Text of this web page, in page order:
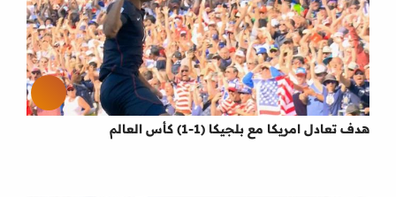
هدف تعادل امريكا مع بلجيكا (1-1) كأس العالم